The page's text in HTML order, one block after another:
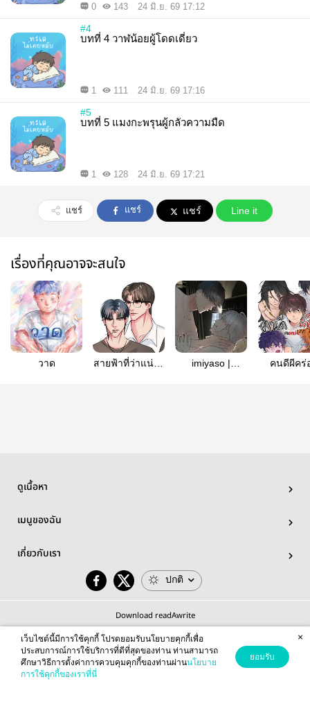
0 143 24 มิ.ย. 69 17:12
#4
บทที่ 4 วาฬน้อยผู้โดดเดี่ยว
1 111 24 มิ.ย. 69 17:16
#5
บทที่ 5 แมงกะพรุนผู้กลัวความมืด
1 128 24 มิ.ย. 69 17:21
แชร์ แชร์ แชร์ Line it
เรื่องที่คุณอาจจะสนใจ
วาด
สายฟ้าที่ว่าแน่ยัง
imiyaso |
คนดีผีคร่
ดูเนื้อหา
เมนูของฉัน
เกี่ยวกับเรา
ปกติ
Download readAwrite
© 2026 readAwrite.com by MEB Corporation Public Company Limited
This site is protected by reCAPTCHA and the Google
เว็บไซต์นี้มีการใช้คุกกี้ โปรดยอมรับนโยบายคุกกี้เพื่อ
ประสบการณ์การใช้บริการที่ดีที่สุดของท่าน ท่านสามารถ
ศึกษาวิธีการตั้งค่าการควบคุมคุกกี้ของท่านผ่านนโยบาย
การใช้คุกกี้ของเราที่นี่
ยอมรับ
×